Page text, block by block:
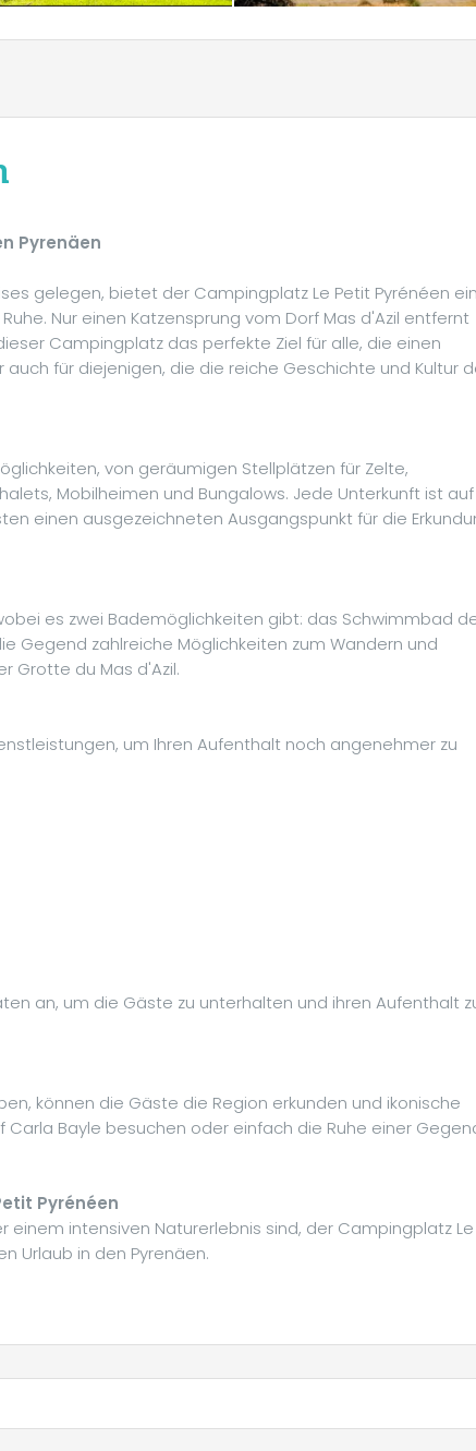
Pyrenäen
gelegen, bietet der Campingplatz Le Petit Pyrénéen
Nur einen Katzensprung vom Dorf Mas d'Azil entfernt
Campingplatz das perfekte Ziel für alle, die einen
für diejenigen, die die reiche Geschichte und Kultur
von geräumigen Stellplätzen für Zelte,
Mobilheimen und Bungalows. Jede Unterkunft ist auf
einen ausgezeichneten Ausgangspunkt für die
es zwei Bademöglichkeiten gibt: das Schwimmbad
Gegend zahlreiche Möglichkeiten zum Wandern und
Grotte du Mas d'Azil.
um Ihren Aufenthalt noch angenehmer zu
an, um die Gäste zu unterhalten und ihren Aufenthalt
können die Gäste die Region erkunden und ikonische
Bayle besuchen oder einfach die Ruhe einer
Pyrénéen
intensiven Naturerlebnis sind, der Campingplatz Le
Urlaub in den Pyrenäen.